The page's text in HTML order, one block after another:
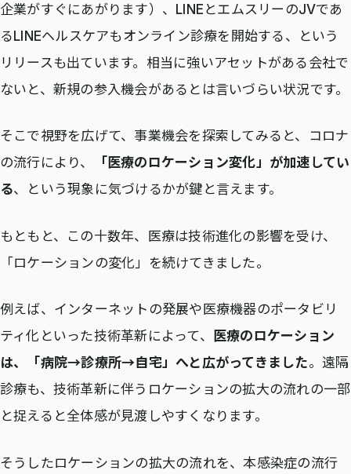
企業がすぐにあがります）、LINEとエムスリーのJVであ
るLINEヘルスケアもオンライン診療を開始する、という
リリースも出ています。相当に強いアセットがある会社で
ないと、新規の参入機会があるとは言いづらい状況です。
そこで視野を広げて、事業機会を探索してみると、コロナ
の流行により、
「医療のロケーション変化」が加速してい
る、という現象に気づけるかが鍵と言えます。
もともと、この十数年、医療は技術進化の影響を受け、
「ロケーションの変化」を続けてきました。
例えば、インターネットの発展や医療機器のポータビリ
ティ化といった技術革新によって、
医療のロケーション
は、「病院→診療所→自宅」へと広がってきました。遠隔
診療も、技術革新に伴うロケーションの拡大の流れの一部
と捉えると全体感が見渡しやすくなります。
そうしたロケーションの拡大の流れを、本感染症の流行